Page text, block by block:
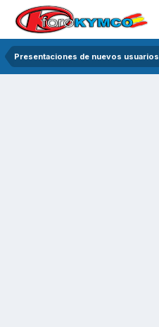
Presentaciones de nuevos usuarios